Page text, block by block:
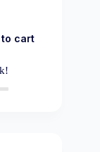
to cart